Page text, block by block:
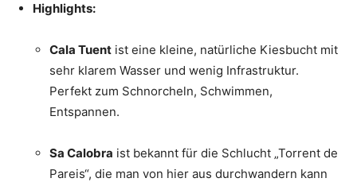
Highlights:
Cala Tuent ist eine kleine, natürliche Kiesbucht mit
sehr klarem Wasser und wenig Infrastruktur.
Perfekt zum Schnorcheln, Schwimmen,
Entspannen.
Sa Calobra ist bekannt für die Schlucht „Torrent de
Pareis“, die man von hier aus durchwandern kann